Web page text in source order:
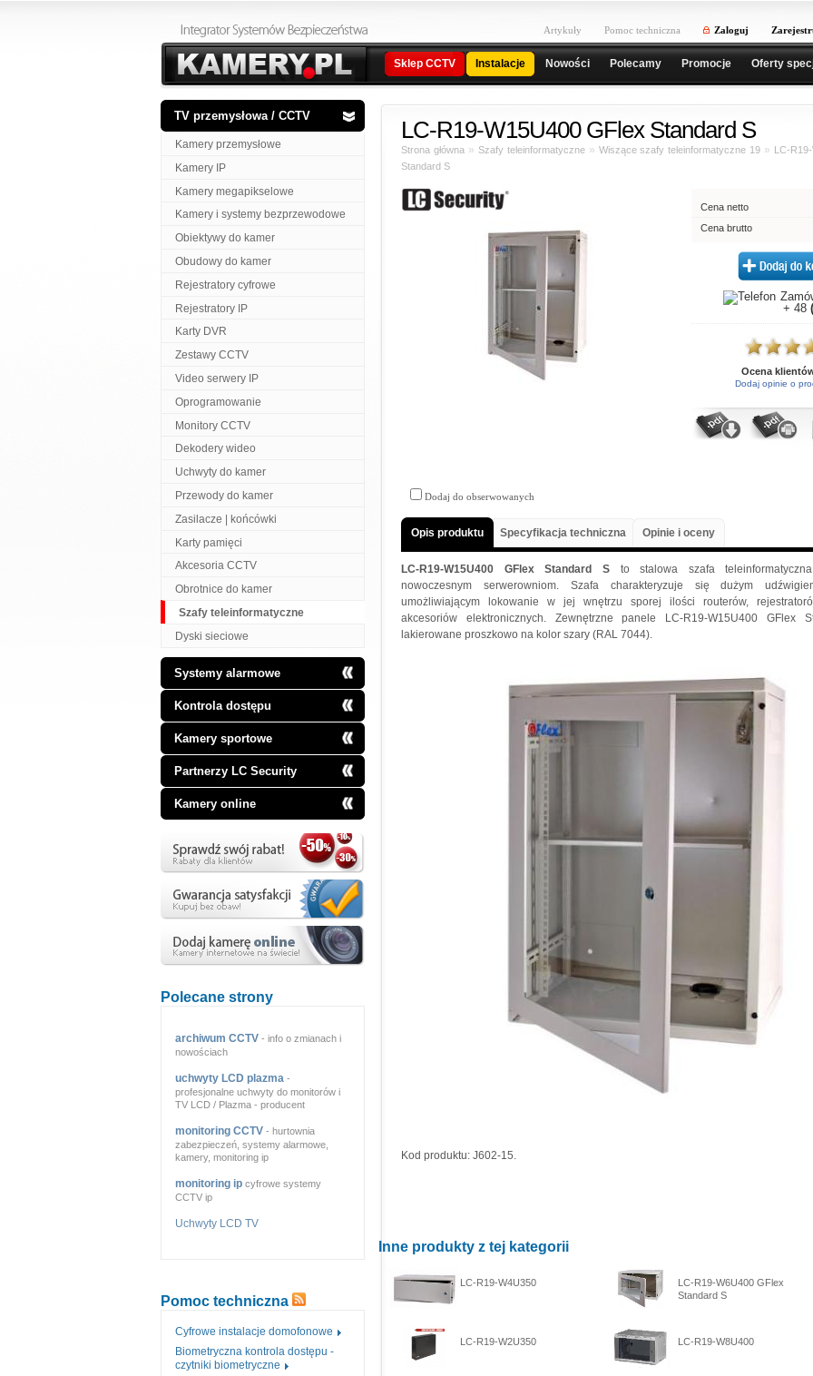
Artykuły Pomoc techniczna Zaloguj
Sklep CCTV Instalacje Nowości Polecamy Promocje Oferty
TV przemysłowa / CCTV
Kamery przemysłowe
Kamery IP
Kamery megapikselowe
Kamery i systemy bezprzewodowe
Obiektywy do kamer
Obudowy do kamer
Rejestratory cyfrowe
Rejestratory IP
Karty DVR
Zestawy CCTV
Video serwery IP
Oprogramowanie
Monitory CCTV
Dekodery wideo
Uchwyty do kamer
Przewody do kamer
Zasilacze | końcówki
Karty pamięci
Akcesoria CCTV
Obrotnice do kamer
Szafy teleinformatyczne
Dyski sieciowe
Systemy alarmowe
Kontrola dostępu
Kamery sportowe
Partnerzy LC Security
Kamery online
Polecane strony
archiwum CCTV - info o zmianach i
nowościach
uchwyty LCD plazma -
profesjonalne uchwyty do monitorów i
TV LCD / Plazma - producent
monitoring CCTV - hurtownia
zabezpieczeń, systemy alarmowe,
kamery, monitoring ip
monitoring ip cyfrowe systemy
CCTV ip
Uchwyty LCD TV
Pomoc techniczna
Cyfrowe instalacje domofonowe
Biometryczna kontrola dostępu -
czytniki biometryczne
LC-R19-W15U400 GFlex Standard S
Strona główna» Szafy teleinformatyczne» Wiszące szafy teleinformatyczne 19 » LC-
Standard S
Cena netto
Cena brutto
+ 48
Ocena
Dodaj opinie o
Dodaj do obserwowanych
Opis produktu Specyfikacja techniczna Opinie i oceny
LC-R19-W15U400 GFlex Standard Sto stalowa szafa
nowoczesnym serwerowniom. Szafa charakteryzuje się dużym
umożliwiającym lokowanie w jej wnętrzu sporej ilości routerów,
akcesoriów elektronicznych. Zewnętrzne panele LC-R19-W15U400 GFlex
lakierowane proszkowo na kolor szary (RAL 7044).
Kod produktu: J602-15.
Inne produkty z tej kategorii
LC-R19-W4U350
LC-R19-W6U400 GFlex
Standard S
LC-R19-W2U350 LC-R19-W8U400